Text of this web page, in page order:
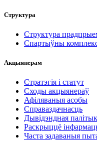
Структура
Структура
Спартыўны
Акцыянерам
Стратэгія і статут
Сходы акцыянераў
Афіляваныя асобы
Справаздачнасць
Дывідэндная
Раскрыццё
Часта задаваныя